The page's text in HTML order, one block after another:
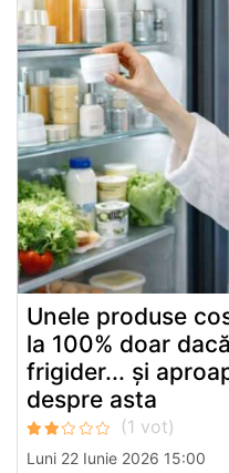
Unele produse
la 100% doar
frigider... și
despre asta
Luni 22 Iunie 2026 15:00